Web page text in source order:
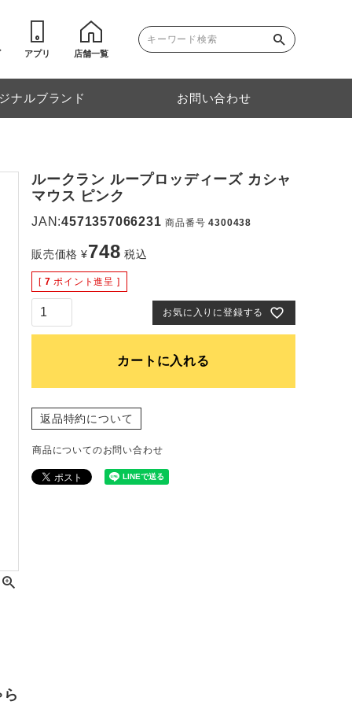
アプリ 店舗一覧
ナルブランド お問い合わせ
ルークラン ループロッディーズ カシャ
マウス ピンク
JAN:4571357066231 商品番号 4300438
販売価格 ¥748 税込
[ 7 ポイント進呈 ]
お気に入りに登録する
カートに入れる
返品特約について
商品についてのお問い合わせ